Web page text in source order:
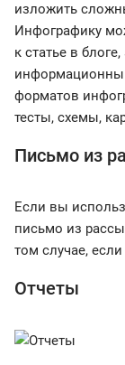
изложить
Инфографику
к статье в
форматов
тесты, схемы,
Письмо из
Если вы
письмо из
том случае,
Отчеты